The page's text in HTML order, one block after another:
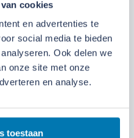
cookies
en advertenties te
social media te bieden
Ook delen we
onze site met onze
en analyse.
toestaan